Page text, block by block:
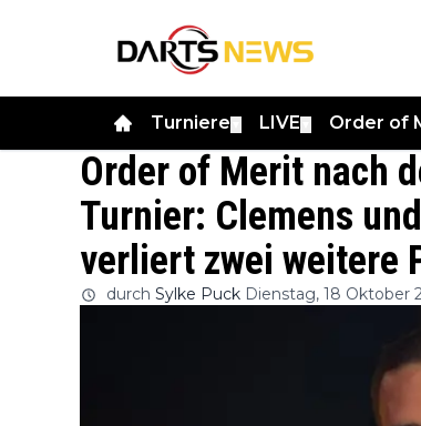
Turniere LIVE Order of
Order of Merit nach
Turnier: Clemens
verliert zwei weitere
durch Sylke Puck Dienstag, 18 Oktober